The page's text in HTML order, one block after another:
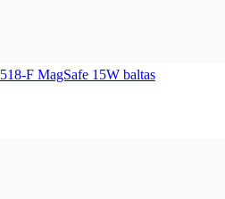
F MagSafe 15W baltas